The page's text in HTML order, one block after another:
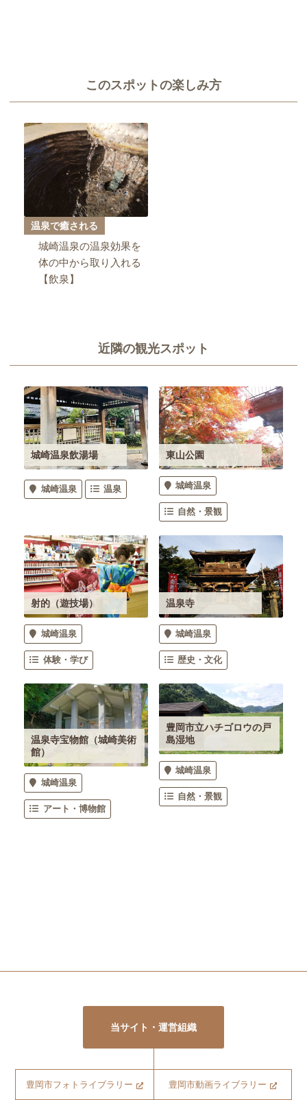
このスポットの楽しみ方
温泉で癒される
城崎温泉の温泉効果を
体の中から取り入れる
【飲泉】
近隣の観光スポット
城崎温泉飲湯場
城崎温泉 温泉
東山公園
城崎温泉
自然・景観
射的（遊技場）
城崎温泉
体験・学び
温泉寺
城崎温泉
歴史・文化
温泉寺宝物館（城崎美術
館）
城崎温泉
アート・博物館
豊岡市立ハチゴロウの戸
島湿地
城崎温泉
自然・景観
当サイト・運営組織
豊岡市フォトライブラリー 豊岡市動画ライブラリー